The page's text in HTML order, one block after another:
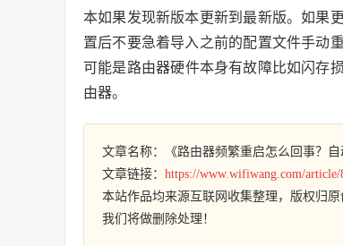
本如果发现新版本更新到最新版。如果
置后不要急着导入之前的配置文件手动
可能是路由器硬件本身有故障比如闪存
由器。
文章名称：《路由器频繁重启怎么回事？自
文章链接： https://www.wifiwang.com/article/
本站作品均来源互联网收集整理，版权归
我们将做删除处理！